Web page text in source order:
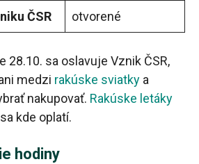
ČSR otvorené
28.10. sa oslavuje Vznik ČSR,
medzi rakúske sviatky a
nakupovať. Rakúske letáky
kde oplatí.
hodiny